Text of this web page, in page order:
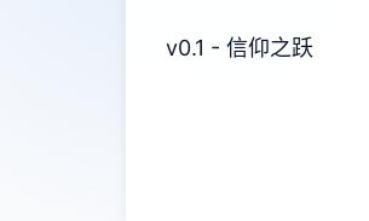
v0.1 - 信仰之跃